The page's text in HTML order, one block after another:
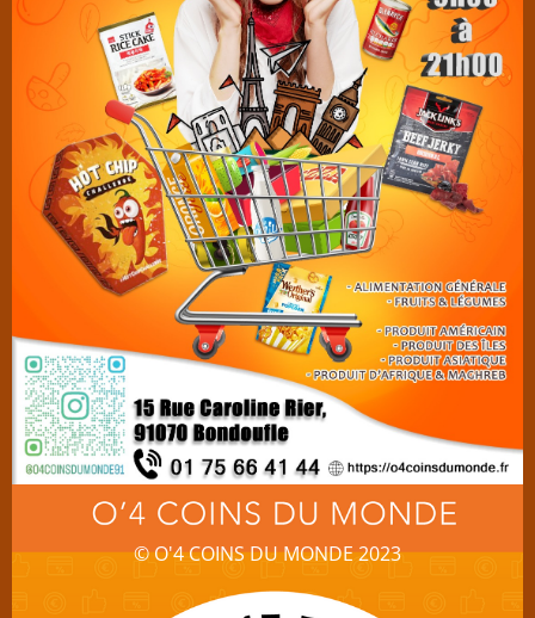
© O'4 COINS DU MONDE 2023